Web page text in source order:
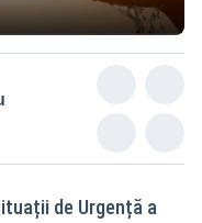
de Urgență a